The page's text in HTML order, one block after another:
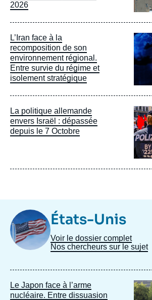
2026
L’Iran face à la
recomposition de son
environnement régional.
Entre survie du régime et
isolement stratégique
La politique allemande
envers Israël : dépassée
depuis le 7 Octobre
Image
Taxonomie États-Unis
Voir le dossier complet
Nos chercheurs sur le sujet
Le Japon face à l’arme
nucléaire. Entre dissuasion